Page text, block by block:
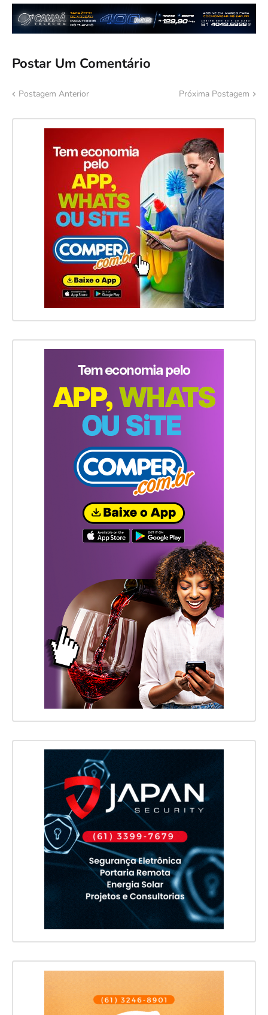
Postar Um Comentário
Postagem Anterior Próxima Postagem